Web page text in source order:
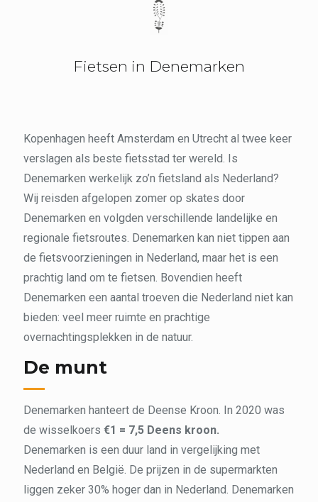
Fietsen in Denemarken
Kopenhagen heeft Amsterdam en Utrecht al twee keer
verslagen als beste fietsstad ter wereld. Is
Denemarken werkelijk zo’n fietsland als Nederland?
Wij reisden afgelopen zomer op skates door
Denemarken en volgden verschillende landelijke en
regionale fietsroutes. Denemarken kan niet tippen aan
de fietsvoorzieningen in Nederland, maar het is een
prachtig land om te fietsen. Bovendien heeft
Denemarken een aantal troeven die Nederland niet kan
bieden: veel meer ruimte en prachtige
overnachtingsplekken in de natuur.
De munt
Denemarken hanteert de Deense Kroon. In 2020 was
de wisselkoers €1 = 7,5 Deens kroon.
Denemarken is een duur land in vergelijking met
Nederland en België. De prijzen in de supermarkten
liggen zeker 30% hoger dan in Nederland. Denemarken